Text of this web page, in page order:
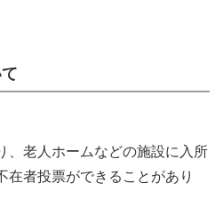
て
老人ホームなどの施設に入所
在者投票ができることがあり